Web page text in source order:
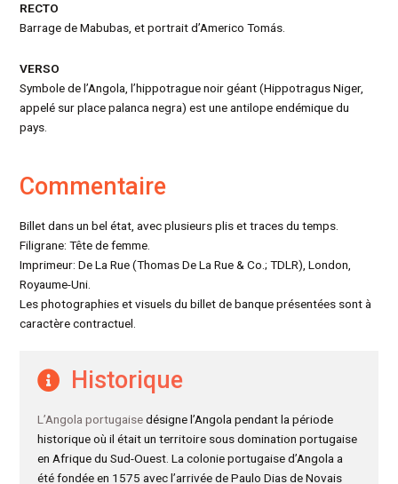
RECTO
Barrage de Mabubas, et portrait d’Americo Tomás.
VERSO
Symbole de l’Angola, l’hippotrague noir géant (Hippotragus Niger,
appelé sur place palanca negra) est une antilope endémique du
pays.
Commentaire
Billet dans un bel état, avec plusieurs plis et traces du temps.
Filigrane: Tête de femme.
Imprimeur: De La Rue (Thomas De La Rue & Co.; TDLR), London,
Royaume-Uni.
Les photographies et visuels du billet de banque présentées sont à
caractère contractuel.
Historique
L’Angola portugaisedésigne l’Angola pendant la période
historique où il était un territoire sous domination portugaise
en Afrique du Sud-Ouest. La colonie portugaise d’Angola a
été fondée en 1575 avec l’arrivée de Paulo Dias de Novais